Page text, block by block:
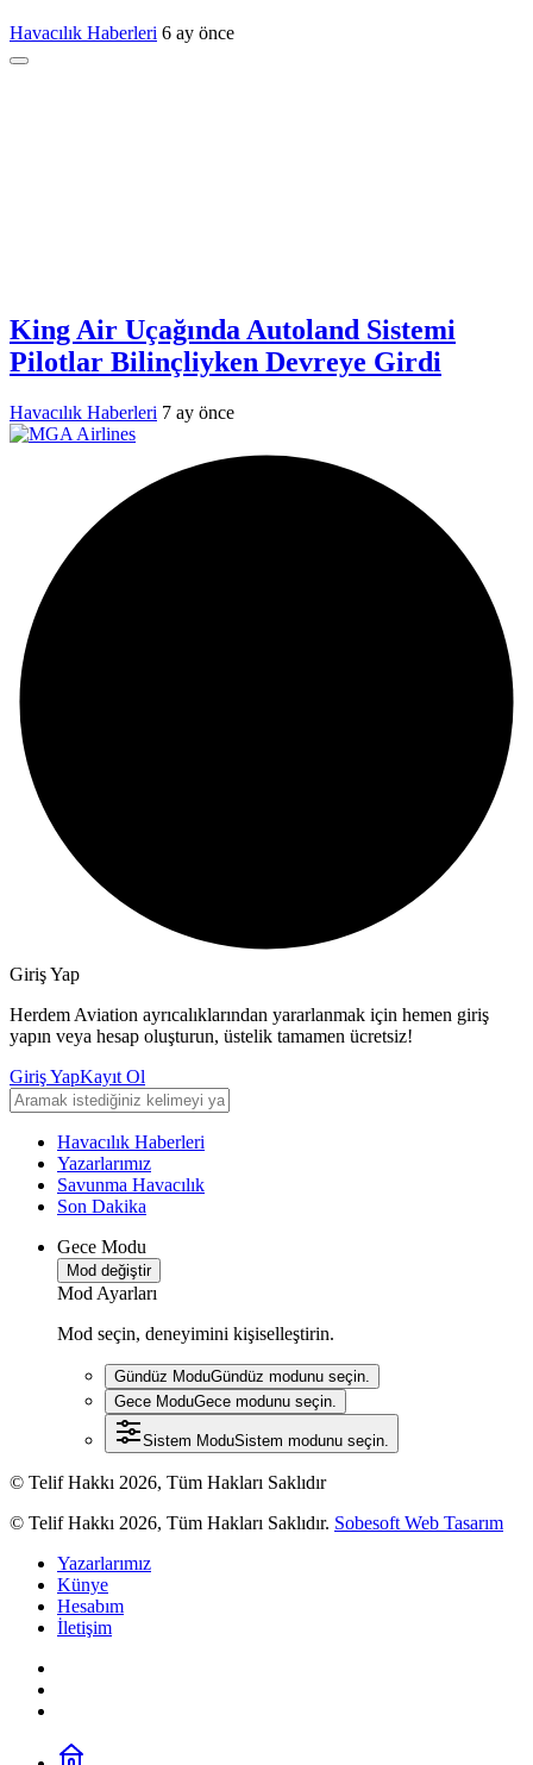
Havacılık Haberleri 6 ay önce
King Air Uçağında Autoland Sistemi
Pilotlar Bilinçliyken Devreye Girdi
Havacılık Haberleri 7 ay önce
Giriş Yap
Herdem Aviation ayrıcalıklarından yararlanmak için hemen giriş
yapın veya hesap oluşturun, üstelik tamamen ücretsiz!
Giriş YapKayıt Ol
Havacılık Haberleri
Yazarlarımız
Savunma Havacılık
Son Dakika
Gece Modu
Mod değiştir
Mod Ayarları
Mod seçin, deneyimini kişiselleştirin.
Gündüz ModuGündüz modunu seçin.
Gece ModuGece modunu seçin.
Sistem ModuSistem modunu seçin.
© Telif Hakkı 2026, Tüm Hakları Saklıdır
© Telif Hakkı 2026, Tüm Hakları Saklıdır. Sobesoft Web Tasarım
Yazarlarımız
Künye
Hesabım
İletişim